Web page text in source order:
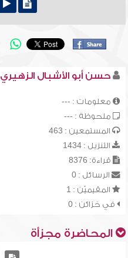
حسن أبو الأشبال الزهيري
معلومات : ---
ملحوظة : ---
المستمعين : 463
التنزيل : 1434
قراءة: 8376
الرسائل : 0
المقيميّن : 1
في خزائن : 0
المحاضرة مجزأة